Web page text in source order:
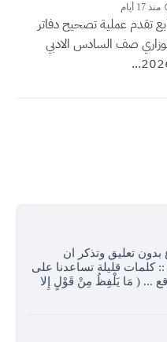
منذ 17 أيام
تقدم عملية تصحيح دفاتر
صف السادس الادبي
تعليق وتذكر ان
:: كلمات قليلة تساعدنا على
... ( مَا يَلْفِظُ مِنْ قَوْلٍ إِلا